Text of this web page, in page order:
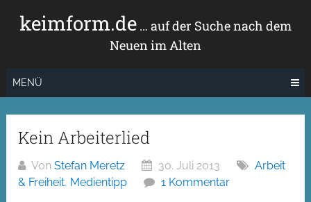
Inhaltkeimform.de… auf der Suche nach dem
Neuen im Alten
MENÜ
Kein Arbeiterlied
VonStefan Meretz 30. Juli 2013
Arbeit
& Freiheit, Medientipp 1 Kommentar